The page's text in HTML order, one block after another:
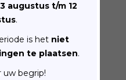
3 augustus t/m 12
.
is het niet
te plaatsen.
uw begrip!